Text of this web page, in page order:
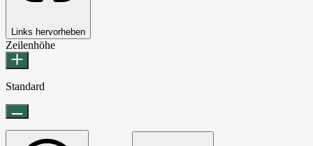
Links hervorheben
Zeilenhöhe
Standard